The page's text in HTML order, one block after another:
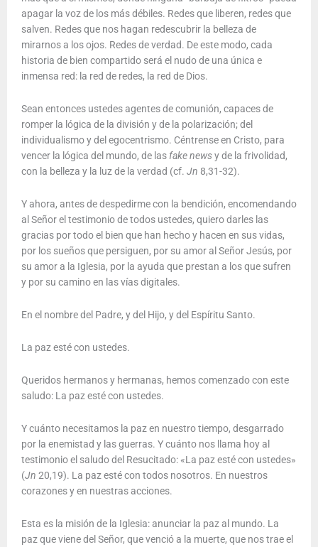
apagar la voz de los más débiles. Redes que liberen, redes que
salven. Redes que nos hagan redescubrir la belleza de
mirarnos a los ojos. Redes de verdad. De este modo, cada
historia de bien compartido será el nudo de una única e
inmensa red: la red de redes, la red de Dios.
Sean entonces ustedes agentes de comunión, capaces de
romper la lógica de la división y de la polarización; del
individualismo y del egocentrismo. Céntrense en Cristo, para
vencer la lógica del mundo, de las fake newsy de la frivolidad,
con la belleza y la luz de la verdad (cf. Jn 8,31-32).
Y ahora, antes de despedirme con la bendición, encomendando
al Señor el testimonio de todos ustedes, quiero darles las
gracias por todo el bien que han hecho y hacen en sus vidas,
por los sueños que persiguen, por su amor al Señor Jesús, por
su amor a la Iglesia, por la ayuda que prestan a los que sufren
y por su camino en las vías digitales.
En el nombre del Padre, y del Hijo, y del Espíritu Santo.
La paz esté con ustedes.
Queridos hermanos y hermanas, hemos comenzado con este
saludo: La paz esté con ustedes.
Y cuánto necesitamos la paz en nuestro tiempo, desgarrado
por la enemistad y las guerras. Y cuánto nos llama hoy al
testimonio el saludo del Resucitado: «La paz esté con ustedes»
(Jn 20,19). La paz esté con todos nosotros. En nuestros
corazones y en nuestras acciones.
Esta es la misión de la Iglesia: anunciar la paz al mundo. La
paz que viene del Señor, que venció a la muerte, que nos trae el